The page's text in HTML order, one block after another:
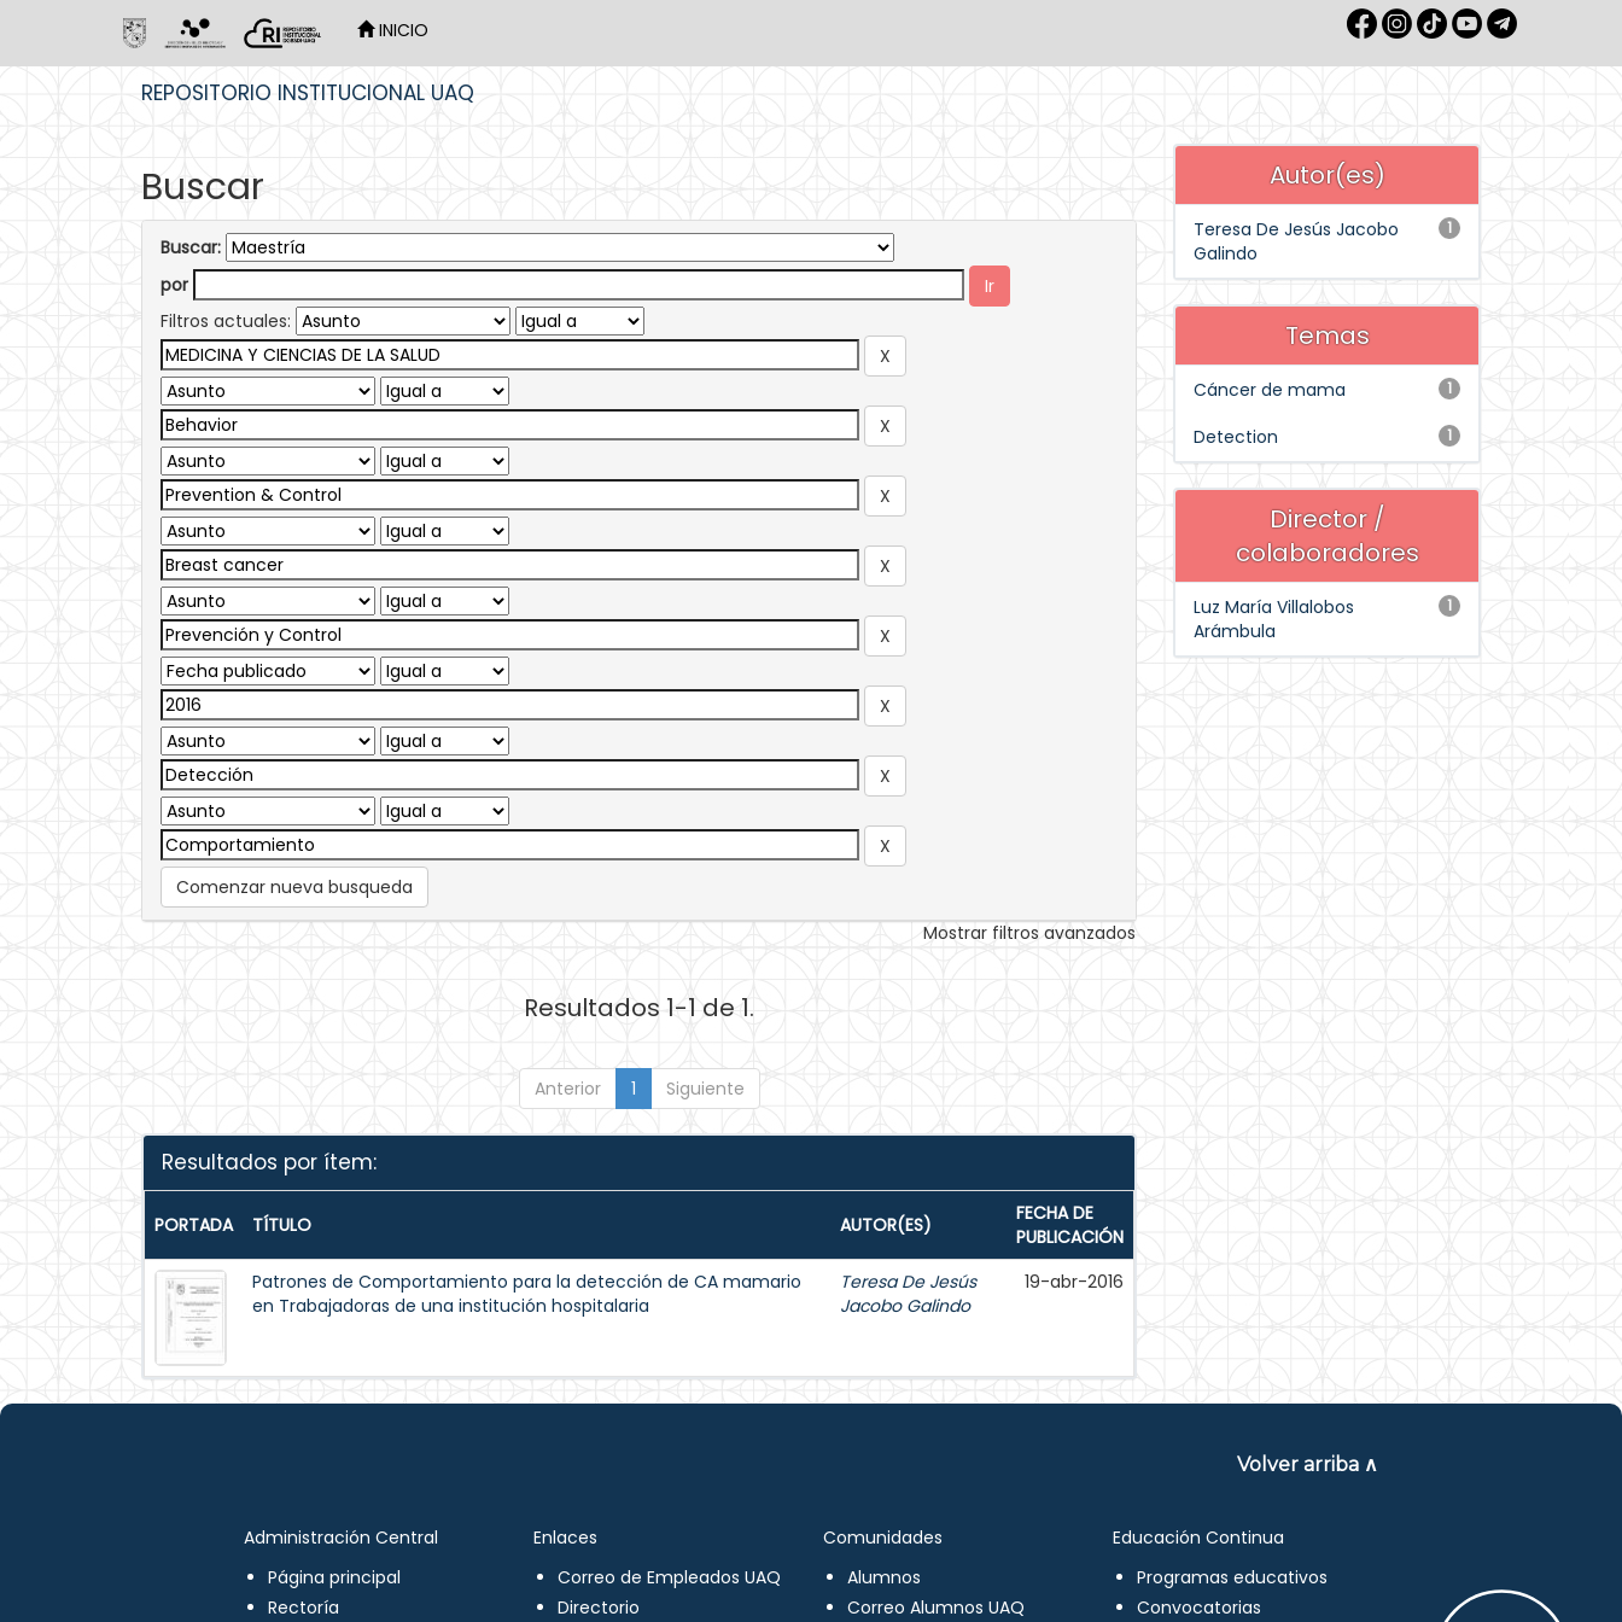
INICIO
REPOSITORIO INSTITUCIONAL UAQ
Buscar
Buscar:
por
Filtros actuales:
Comenzar nueva busqueda
Mostrar filtros avanzados
Resultados 1-1 de 1.
Anterior 1 Siguiente
Resultados por ítem:
PORTADA TÍTULO AUTOR(ES)
FECHA DE
PUBLICACIÓN
Patrones de Comportamiento para la detección de CA mamario
en Trabajadoras de una institución hospitalaria
Teresa De Jesús
Jacobo Galindo
19-abr-2016
Autor(es)
1
Teresa De Jesús Jacobo
Galindo
Temas
1
Cáncer de mama
1
Detection
Director /
colaboradores
1
Luz María Villalobos
Arámbula
Volver arriba ∧
Administración Central
Página principal
Rectoría
Enlaces
Correo de Empleados UAQ
Directorio
Comunidades
Alumnos
Correo Alumnos UAQ
Educación Continua
Programas educativos
Convocatorias